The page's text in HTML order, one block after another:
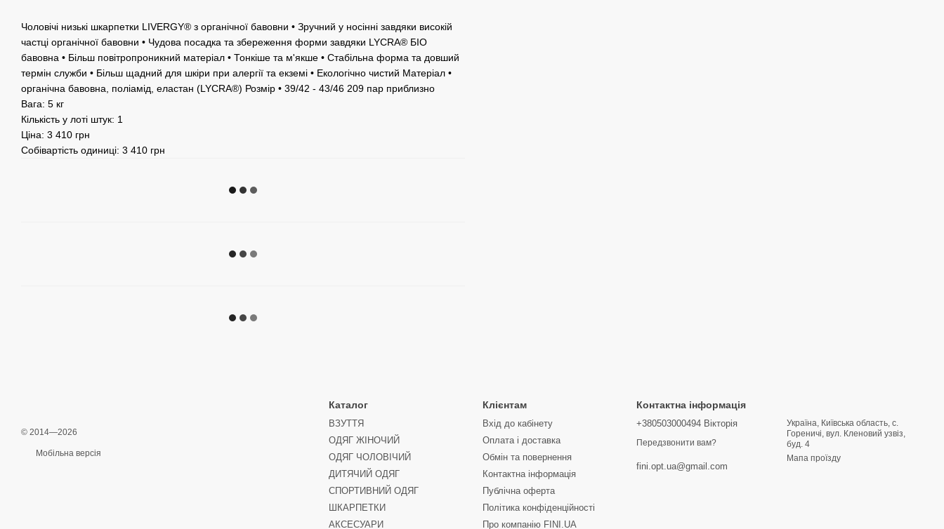
Чоловічі низькі шкарпетки LIVERGY® з органічної бавовни • Зручний у носінні завдяки високій
частці органічної бавовни • Чудова посадка та збереження форми завдяки LYCRA® БІО
бавовна • Більш повітропроникний матеріал • Тонкіше та м'якше • Стабільна форма та довший
термін служби • Більш щадний для шкіри при алергії та екземі • Екологічно чистий Матеріал •
органічна бавовна, поліамід, еластан (LYCRA®) Розмір • 39/42 - 43/46 209 пар приблизно
Вага: 5 кг
Кількість у лоті штук: 1
Ціна: 3 410 грн
Собівартість одиниці: 3 410 грн
© 2014—2026
Мобільна версія
Каталог
ВЗУТТЯ
ОДЯГ ЖІНОЧИЙ
ОДЯГ ЧОЛОВІЧИЙ
ДИТЯЧИЙ ОДЯГ
СПОРТИВНИЙ ОДЯГ
ШКАРПЕТКИ
АКСЕСУАРИ
Клієнтам
Вхід до кабінету
Оплата і доставка
Обмін та повернення
Контактна інформація
Публічна оферта
Політика конфіденційності
Про компанію FINI.UA
Контактна інформація
+380503000494 Вікторія
Передзвонити вам?
fini.opt.ua@gmail.com
Україна, Київська область, с.
Гореничі, вул. Кленовий узвіз,
буд. 4
Мапа проїзду